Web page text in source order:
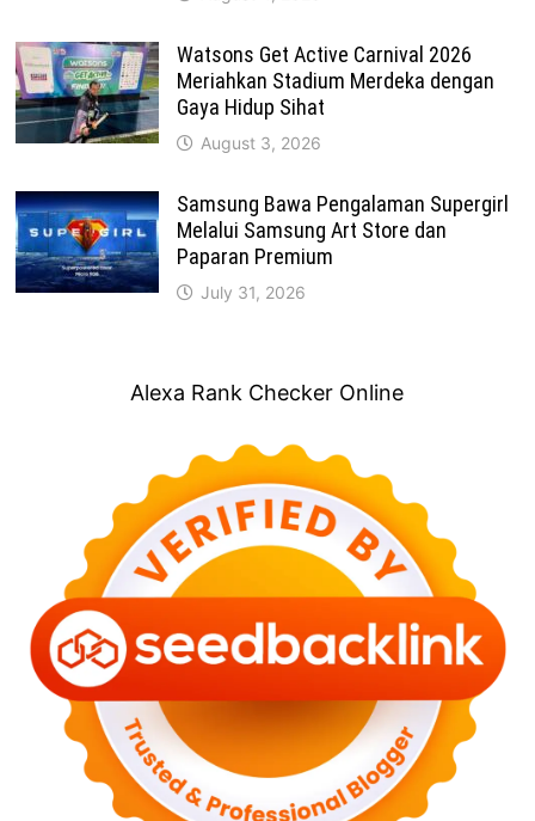
Watsons Get Active Carnival 2026
Meriahkan Stadium Merdeka dengan
Gaya Hidup Sihat
August 3, 2026
Samsung Bawa Pengalaman Supergirl
Melalui Samsung Art Store dan
Paparan Premium
July 31, 2026
Alexa Rank Checker Online